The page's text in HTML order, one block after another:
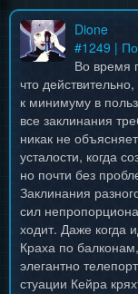
Dione
#1249 |
Во время
что
к минимуму в
все заклинания
никак не
усталости, когда
но почти без
Заклинания
сил
ходит. Даже когда
Краха по
элегантно
стуации Кейра